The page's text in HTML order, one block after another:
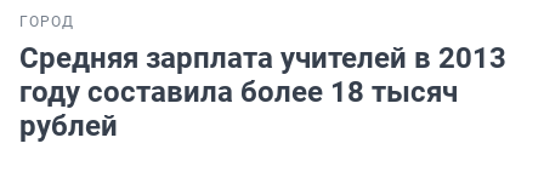
ГОРОД
Средняя зарплата учителей в 2013
году составила более 18 тысяч
рублей